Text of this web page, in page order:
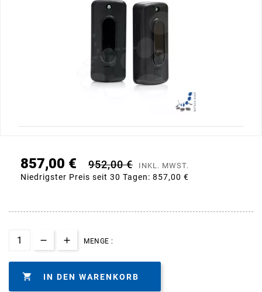
857,00 € 952,00 € INKL. MWST.
Niedrigster Preis seit 30 Tagen: 857,00 €
MENGE :
 IN DEN WARENKORB